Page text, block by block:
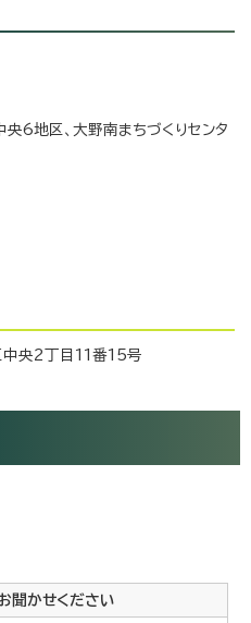
央6地区、大野南まちづくりセンタ
央2丁目11番15号
聞かせください